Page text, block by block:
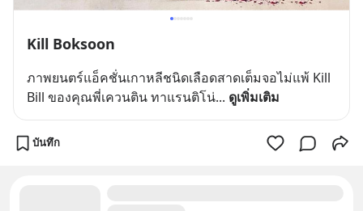
Kill Boksoon
ภาพยนตร์แอ็คชั่นเกาหลีชนิดเลือดสาดเต็มจอไม่แพ้ Kill
Bill ของคุณพี่เควนติน ทาแรนติโน่... ดูเพิ่มเติม
บันทึก